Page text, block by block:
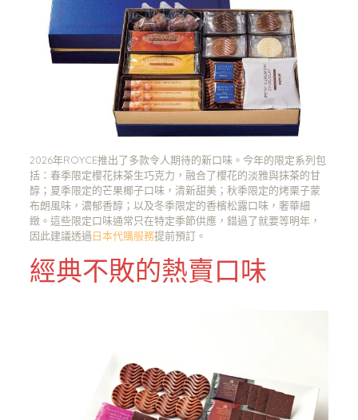
2026年ROYCE推出了多款令人期待的新口味。今年的限定系列包
括：春季限定櫻花抹茶生巧克力，融合了櫻花的淡雅與抹茶的甘
醇；夏季限定的芒果椰子口味，清新甜美；秋季限定的烤栗子蒙
布朗風味，濃郁香醇；以及冬季限定的香檳松露口味，奢華細
緻。這些限定口味通常只在特定季節供應，錯過了就要等明年，
因此建議透過日本代購服務提前預訂。
經典不敗的熱賣口味